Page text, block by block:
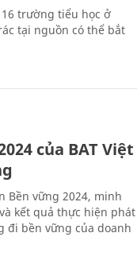
trường tiểu học ở
tại nguồn có thể bắt
của BAT Việt
Bền vững 2024, minh
kết quả thực hiện phát
đi bền vững của doanh